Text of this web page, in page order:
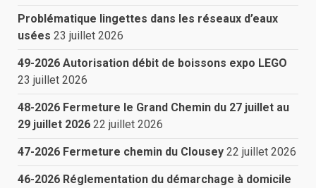
Problématique lingettes dans les réseaux d’eaux
usées 23 juillet 2026
49-2026 Autorisation débit de boissons expo LEGO
23 juillet 2026
48-2026 Fermeture le Grand Chemin du 27 juillet au
29 juillet 2026 22 juillet 2026
47-2026 Fermeture chemin du Clousey 22 juillet 2026
46-2026 Réglementation du démarchage à domicile